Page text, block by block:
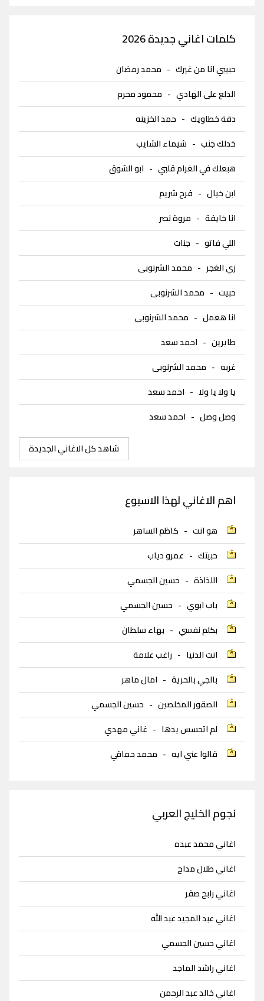
كلمات اغاني جديدة 2026
حبيبي انا من غيرك - محمد رمضان
الدلع على الهادي - محمود محرم
دقة خطاويك - حمد الخزينه
خدلك جنب - شيماء الشايب
هبعلك في الغرام قلبي - ابو الشوق
ابن خيال - فرح شريم
انا خايفة - مروة نصر
اللي فاتو - جنات
زي الغجر - محمد الشرنوبى
حبيت - محمد الشرنوبى
انا هعمل - محمد الشرنوبى
طايرين - احمد سعد
غربه - محمد الشرنوبى
يا ولا يا ولا - احمد سعد
وصل وصل - احمد سعد
شاهد كل الاغاني الجديدة
اهم الاغاني لهذا الاسبوع
هو انت - كاظم الساهر
حبيتك - عمرو دياب
اللذاذة - حسين الجسمي
باب ابوي - حسين الجسمي
بكلم نفسي - بهاء سلطان
انت الدنيا - راغب علامة
بالجي بالحرية - امال ماهر
الصقور المخلصين - حسين الجسمي
لم اتحسس يدها - غاني مهدي
قالوا عني ايه - محمد حماقي
نجوم الخليج العربي
اغاني محمد عبده
اغاني طلال مداح
اغاني رابح صقر
اغاني عبد المجيد عبد الله
اغاني حسين الجسمي
اغاني راشد الماجد
اغاني خالد عبد الرحمن